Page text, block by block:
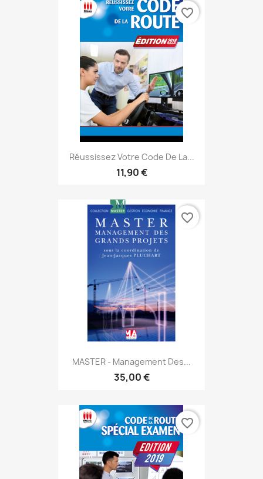
Réussissez Votre Code De La...
11,90 €
favorite_border
MASTER - Management Des...
35,00 €
favorite_border
favorite_border